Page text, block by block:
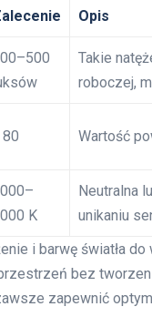
Opis
Takie
roboczej,
80 Wartość
K
Neutralna
unikaniu
i barwę światła
bez
zapewnić